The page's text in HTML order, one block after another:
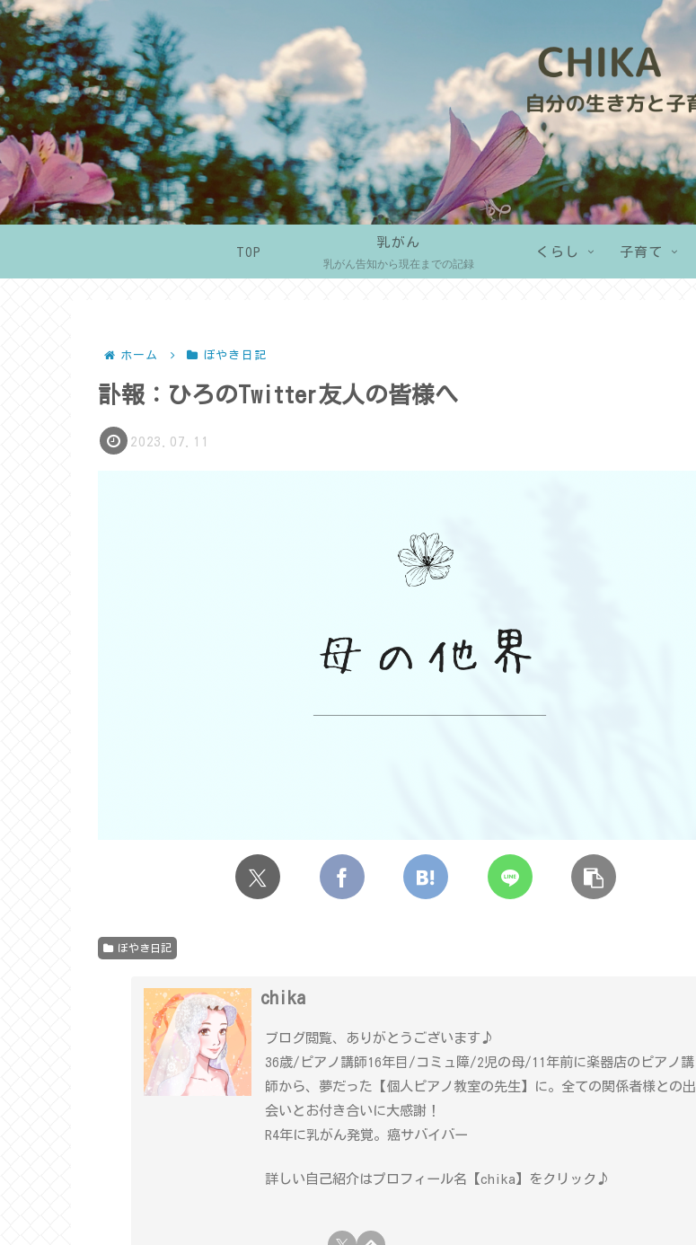
TOP
乳がん
乳がん告知から現在までの記録
くらし 子育て
ホーム ぼやき日記
訃報：ひろのTwitter友人の皆様へ
2023.07.11
ぼやき日記
chika
ブログ閲覧、ありがとうございます♪
36歳/ピアノ講師16年目/コミュ障/2児の母/11年前に楽器店のピアノ講
師から、夢だった【個人ピアノ教室の先生】に。全ての関係者様との出
会いとお付き合いに大感謝！
R4年に乳がん発覚。癌サバイバー
詳しい自己紹介はプロフィール名【chika】をクリック♪